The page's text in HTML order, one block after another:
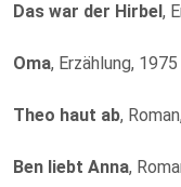
Das war der Hirbel,
Oma, Erzählung, 1975
Theo haut ab,
Ben liebt Anna,